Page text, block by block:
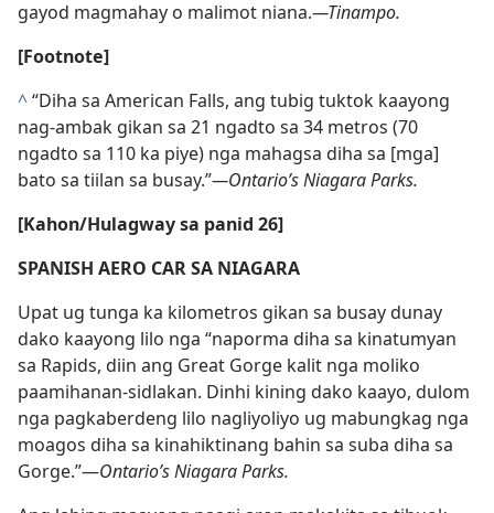
gayod magmahay o malimot niana.​—Tinampo.
[Footnote]
^“Diha sa American Falls, ang tubig tuktok kaayong
nag-ambak gikan sa 21 ngadto sa 34 metros (70
ngadto sa 110 ka piye) nga mahagsa diha sa [mga]
bato sa tiilan sa busay.”​—Ontario’s Niagara Parks.
[Kahon/Hulagway sa panid 26]
SPANISH AERO CAR SA NIAGARA
Upat ug tunga ka kilometros gikan sa busay dunay
dako kaayong lilo nga “naporma diha sa kinatumyan
sa Rapids, diin ang Great Gorge kalit nga moliko
paamihanan-sidlakan. Dinhi kining dako kaayo, dulom
nga pagkaberdeng lilo nagliyoliyo ug mabungkag nga
moagos diha sa kinahiktinang bahin sa suba diha sa
Gorge.”​—Ontario’s Niagara Parks.